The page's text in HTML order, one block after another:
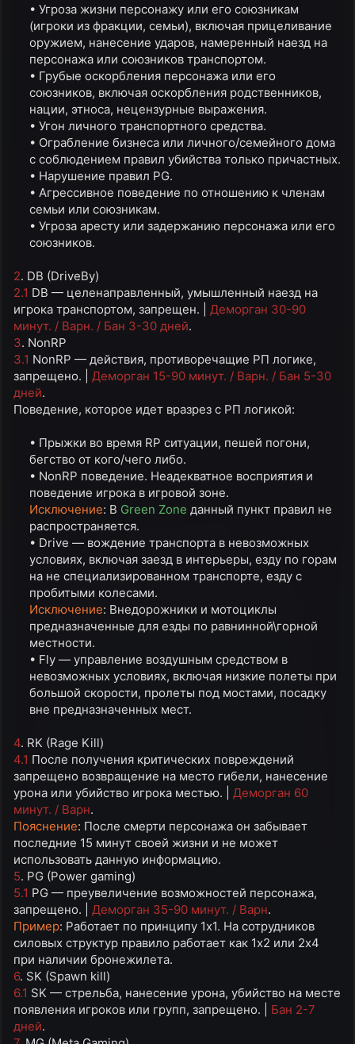
• Угроза жизни персонажу или его союзникам
(игроки из фракции, семьи), включая прицеливание
оружием, нанесение ударов, намеренный наезд на
персонажа или союзников транспортом.​
• Грубые оскорбления персонажа или его
союзников, включая оскорбления родственников,
нации, этноса, нецензурные выражения.​
• Угон личного транспортного средства.​
• Ограбление бизнеса или личного/семейного дома
с соблюдением правил убийства только причастных.​
• Нарушение правил PG.​
• Агрессивное поведение по отношению к членам
семьи или союзникам.​
• Угроза аресту или задержанию персонажа или его
союзников.​
2. DB (DriveBy)
2.1 DB — целенаправленный, умышленный наезд на
игрока транспортом, запрещен. | Деморган 30-90
минут. / Варн. / Бан 3-30 дней.
3. NonRP
3.1 NonRP — действия, противоречащие РП логике,
запрещено. | Деморган 15-90 минут. / Варн. / Бан 5-30
дней.
Поведение, которое идет вразрез с РП логикой:
• Прыжки во время RP ситуации, пешей погони,
бегство от кого/чего либо.​
• NonRP поведение. Неадекватное восприятия и
поведение игрока в игровой зоне.​
Исключение: В Green Zone данный пункт правил не
распространяется.​
• Drive — вождение транспорта в невозможных
условиях, включая заезд в интерьеры, езду по горам
на не специализированном транспорте, езду с
пробитыми колесами.​
Исключение: Внедорожники и мотоциклы
предназначенные для езды по равнинной\горной
местности.​
• Fly — управление воздушным средством в
невозможных условиях, включая низкие полеты при
большой скорости, пролеты под мостами, посадку
вне предназначенных мест.​
4. RK (Rage Kill)
4.1 После получения критических повреждений
запрещено возвращение на место гибели, нанесение
урона или убийство игрока местью. | Деморган 60
минут. / Варн.
Пояснение: После смерти персонажа он забывает
последние 15 минут своей жизни и не может
использовать данную информацию.
5. PG (Power gaming)
5.1 PG — преувеличение возможностей персонажа,
запрещено. | Деморган 35-90 минут. / Варн.
Пример: Работает по принципу 1x1. На сотрудников
силовых структур правило работает как 1x2 или 2x4
при наличии бронежилета.
6. SK (Spawn kill)
6.1 SK — стрельба, нанесение урона, убийство на месте
появления игроков или групп, запрещено. | Бан 2-7
дней.